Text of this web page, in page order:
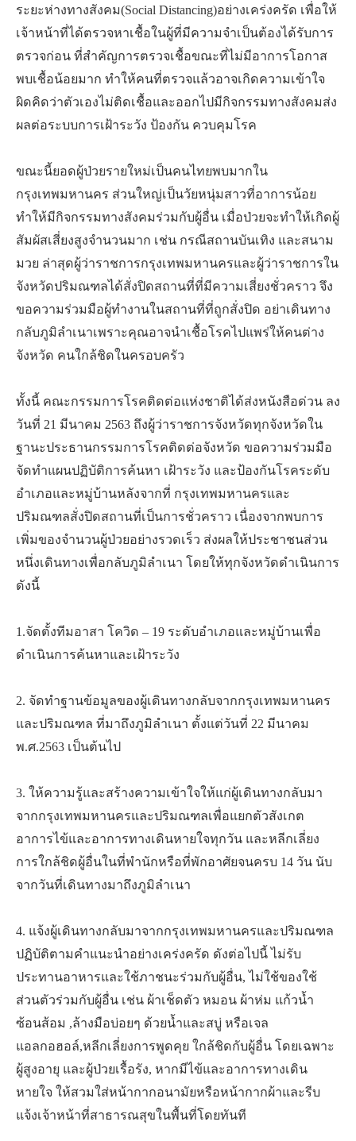
ระยะห่างทางสังคม(Social Distancing)อย่างเคร่งครัด เพื่อให้
เจ้าหน้าที่ได้ตรวจหาเชื้อในผู้ที่มีความจำเป็นต้องได้รับการ
ตรวจก่อน ที่สำคัญการตรวจเชื้อขณะที่ไม่มีอาการโอกาส
พบเชื้อน้อยมาก ทำให้คนที่ตรวจแล้วอาจเกิดความเข้าใจ
ผิดคิดว่าตัวเองไม่ติดเชื้อและออกไปมีกิจกรรมทางสังคมส่ง
ผลต่อระบบการเฝ้าระวัง ป้องกัน ควบคุมโรค
ขณะนี้ยอดผู้ป่วยรายใหม่เป็นคนไทยพบมากใน
กรุงเทพมหานคร ส่วนใหญ่เป็นวัยหนุ่มสาวที่อาการน้อย
ทำให้มีกิจกรรมทางสังคมร่วมกับผู้อื่น เมื่อป่วยจะทำให้เกิดผู้
สัมผัสเสี่ยงสูงจำนวนมาก เช่น กรณีสถานบันเทิง และสนาม
มวย ล่าสุดผู้ว่าราชการกรุงเทพมหานครและผู้ว่าราชการใน
จังหวัดปริมณฑลได้สั่งปิดสถานที่ที่มีความเสี่ยงชั่วคราว จึง
ขอความร่วมมือผู้ทำงานในสถานที่ที่ถูกสั่งปิด อย่าเดินทาง
กลับภูมิลำเนาเพราะคุณอาจนำเชื้อโรคไปแพร่ให้คนต่าง
จังหวัด คนใกล้ชิดในครอบครัว
ทั้งนี้ คณะกรรมการโรคติดต่อแห่งชาติได้ส่งหนังสือด่วน ลง
วันที่ 21 มีนาคม 2563 ถึงผู้ว่าราชการจังหวัดทุกจังหวัดใน
ฐานะประธานกรรมการโรคติดต่อจังหวัด ขอความร่วมมือ
จัดทำแผนปฏิบัติการค้นหา เฝ้าระวัง และป้องกันโรคระดับ
อำเภอและหมู่บ้านหลังจากที่ กรุงเทพมหานครและ
ปริมณฑลสั่งปิดสถานที่เป็นการชั่วคราว เนื่องจากพบการ
เพิ่มของจำนวนผู้ป่วยอย่างรวดเร็ว ส่งผลให้ประชาชนส่วน
หนึ่งเดินทางเพื่อกลับภูมิลำเนา โดยให้ทุกจังหวัดดำเนินการ
ดังนี้
1.จัดตั้งทีมอาสา โควิด – 19 ระดับอำเภอและหมู่บ้านเพื่อ
ดำเนินการค้นหาและเฝ้าระวัง
2. จัดทำฐานข้อมูลของผู้เดินทางกลับจากกรุงเทพมหานคร
และปริมณฑล ที่มาถึงภูมิลำเนา ตั้งแต่วันที่ 22 มีนาคม
พ.ศ.2563 เป็นต้นไป
3. ให้ความรู้และสร้างความเข้าใจให้แก่ผู้เดินทางกลับมา
จากกรุงเทพมหานครและปริมณฑลเพื่อแยกตัวสังเกต
อาการไข้และอาการทางเดินหายใจทุกวัน และหลีกเลี่ยง
การใกล้ชิดผู้อื่นในที่พำนักหรือที่พักอาศัยจนครบ 14 วัน นับ
จากวันที่เดินทางมาถึงภูมิลำเนา
4. แจ้งผู้เดินทางกลับมาจากกรุงเทพมหานครและปริมณฑล
ปฏิบัติตามคำแนะนำอย่างเคร่งครัด ดังต่อไปนี้ ไม่รับ
ประทานอาหารและใช้ภาชนะร่วมกับผู้อื่น, ไม่ใช้ของใช้
ส่วนตัวร่วมกับผู้อื่น เช่น ผ้าเช็ดตัว หมอน ผ้าห่ม แก้วน้ำ
ซ้อนส้อม ,ล้างมือบ่อยๆ ด้วยน้ำและสบู่ หรือเจล
แอลกอฮอล์,หลีกเลี่ยงการพูดคุย ใกล้ชิดกับผู้อื่น โดยเฉพาะ
ผู้สูงอายุ และผู้ป่วยเรื้อรัง, หากมีไข้และอาการทางเดิน
หายใจ ให้สวมใส่หน้ากากอนามัยหรือหน้ากากผ้าและรีบ
แจ้งเจ้าหน้าที่สาธารณสุขในพื้นที่โดยทันที